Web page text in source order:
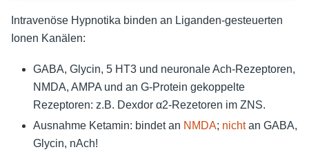
Intravenöse Hypnotika binden an Liganden-gesteuerten
Ionen Kanälen:
GABA, Glycin, 5 HT3 und neuronale Ach-Rezeptoren,
NMDA, AMPA und an G-Protein gekoppelte
Rezeptoren: z.B. Dexdor α2-Rezetoren im ZNS.
Ausnahme Ketamin: bindet an NMDA; nichtan GABA,
Glycin, nAch!